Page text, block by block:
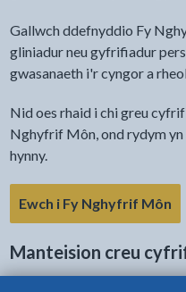
Gallwch ddefnyddio Fy
gliniadur neu gyfrifiadur
gwasanaeth i'r cyngor a
Nid oes rhaid i chi greu
Nghyfrif Môn, ond rydym
hynny.
Ewch i Fy Nghyfrif Môn
Manteision creu